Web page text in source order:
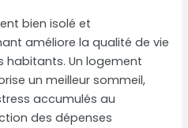
bien isolé et
améliore la qualité de vie
habitants. Un logement
un meilleur sommeil,
accumulés au
des dépenses